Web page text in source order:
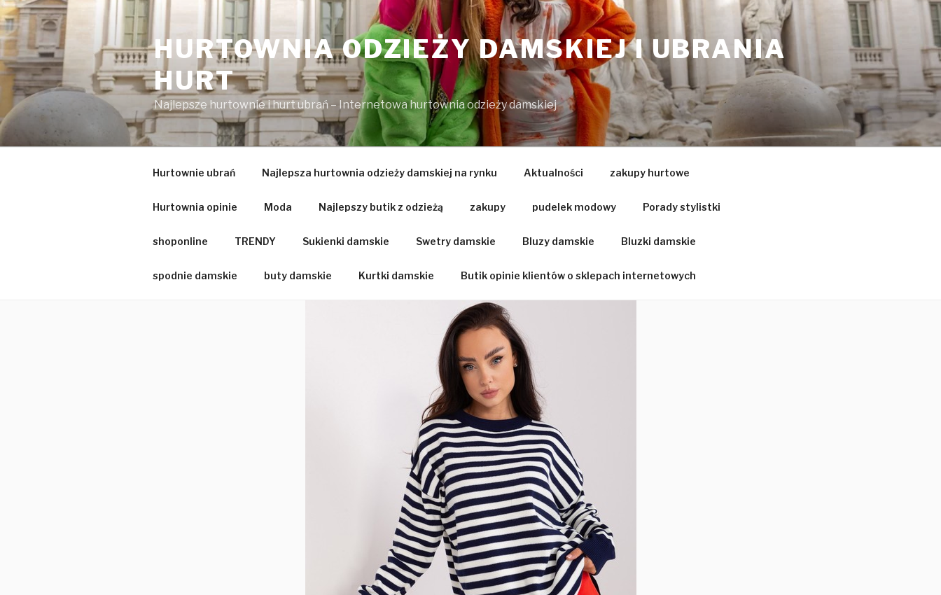
Przejdź
do
treści
HURTOWNIA ODZIEŻY DAMSKIEJ I UBRANIA
HURT
Najlepsze hurtownie i hurt ubrań – Internetowa hurtownia odzieży damskiej
Hurtownie ubrań Najlepsza hurtownia odzieży damskiej na rynku Aktualności zakupy hurtowe
Hurtownia opinie Moda Najlepszy butik z odzieżą zakupy pudelek modowy Porady stylistki
shoponline TRENDY Sukienki damskie Swetry damskie Bluzy damskie Bluzki damskie
spodnie damskie buty damskie Kurtki damskie Butik opinie klientów o sklepach internetowych